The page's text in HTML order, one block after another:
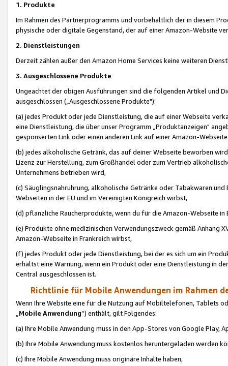
1. Produkte
Im Rahmen des Partnerprogramms und vorbehaltlich der in diesem
physische oder digitale Gegenstand, der auf einer Amazon-Website
2. Dienstleistungen
Derzeit zählen außer den Amazon Home Services keine weiteren
3. Ausgeschlossene Produkte
Ungeachtet der obigen Ausführungen sind die folgenden Artikel und
ausgeschlossen („Ausgeschlossene Produkte"):
(a) jedes Produkt oder jede Dienstleistung, die auf einer Webseite
eine Dienstleistung, die über unser Programm „Produktanzeigen"
gesponserten Link oder einen anderen Link auf einer Amazon-
(b) jedes alkoholische Getränk, das auf deiner Webseite beworben
Lizenz zur Herstellung, zum Großhandel oder zum Vertrieb
Unternehmens betrieben wird,
(c) Säuglingsnahruhrung, alkoholische Getränke oder Tabakwaren
Webseiten in der EU und im Vereinigten Königreich wirbst,
(d) pflanzliche Raucherprodukte, wenn du für die Amazon-Webseite in
(e) Produkte ohne medizinischen Verwendungszweck gemäß Anhang
Amazon-Webseite in Frankreich wirbst,
(f) jedes Produkt oder jede Dienstleistung, bei der es sich um ein
erhältst eine Warnung, wenn ein Produkt oder eine Dienstleistung in
Central ausgeschlossen ist.
Richtlinie für Mobile Anwendungen im Rahmen
Wenn Ihre Website eine für die Nutzung auf Mobiltelefonen, Tablets
„Mobile Anwendung“) enthält, gilt Folgendes:
(a) Ihre Mobile Anwendung muss in den App-Stores von Google Play,
(b) Ihre Mobile Anwendung muss kostenlos heruntergeladen werden
(c) Ihre Mobile Anwendung muss originäre Inhalte haben,